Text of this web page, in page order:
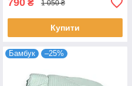
790 ₴ 1 050 ₴
Купити
Бамбук –25%